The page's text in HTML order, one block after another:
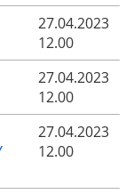
27.04.2023
12.00
27.04.2023
12.00
27.04.2023
12.00